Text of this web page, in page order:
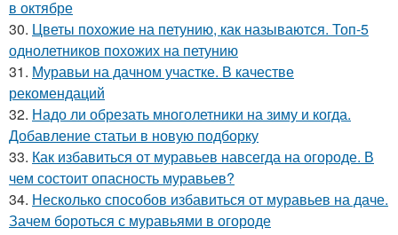
в октябре
30. Цветы похожие на петунию, как называются. Топ-5
однолетников похожих на петунию
31. Муравьи на дачном участке. В качестве
рекомендаций
32. Надо ли обрезать многолетники на зиму и когда.
Добавление статьи в новую подборку
33. Как избавиться от муравьев навсегда на огороде. В
чем состоит опасность муравьев?
34. Несколько способов избавиться от муравьев на даче.
Зачем бороться с муравьями в огороде